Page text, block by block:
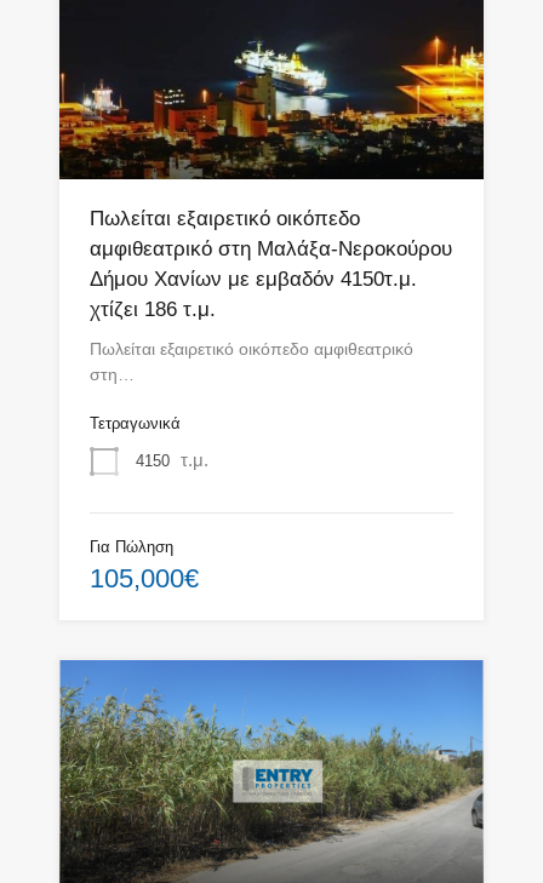
Πωλείται εξαιρετικό οικόπεδο
αμφιθεατρικό στη Μαλάξα-Νεροκούρου
Δήμου Χανίων με εμβαδόν 4150τ.μ.
χτίζει 186 τ.μ.
Πωλείται εξαιρετικό οικόπεδο αμφιθεατρικό
στη…
Τετραγωνικά
4150 τ.μ.
Για Πώληση
105,000€